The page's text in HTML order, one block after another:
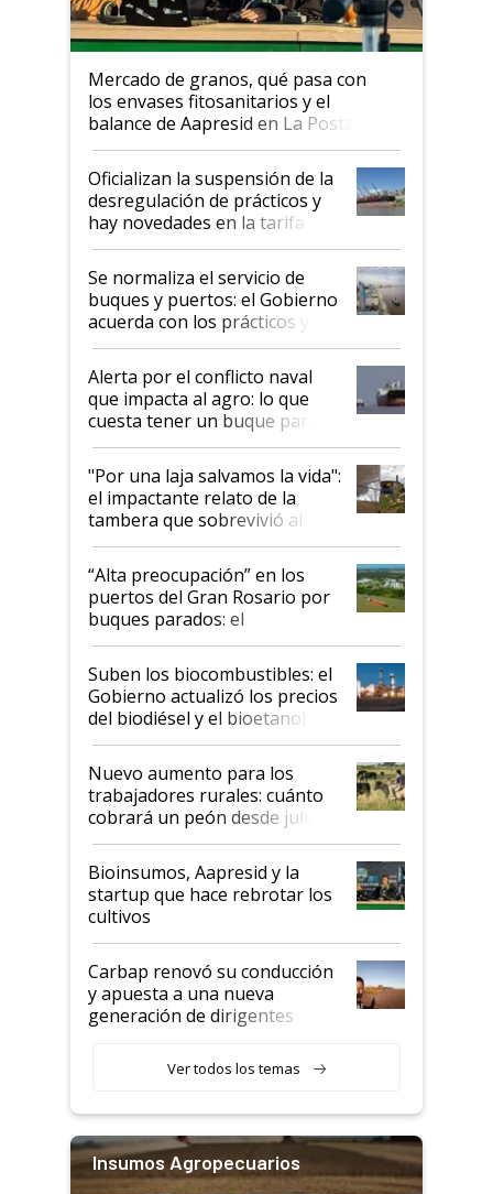
Mercado de granos, qué pasa con
los envases fitosanitarios y el
balance de Aapresid en La Posta
Oficializan la suspensión de la
desregulación de prácticos y
hay novedades en la tarifa de
la hidrovía
Se normaliza el servicio de
buques y puertos: el Gobierno
acuerda con los prácticos y
suspende el decreto de
desregulación
Alerta por el conflicto naval
que impacta al agro: lo que
cuesta tener un buque parado
y el peligro de que Argentina
pase a ser "país sucio"
"Por una laja salvamos la vida":
el impactante relato de la
tambera que sobrevivió al
tornado
“Alta preocupación” en los
puertos del Gran Rosario por
buques parados: el
funcionamiento de las
exportadoras en tensión tras
la medida de fuerza de los
prácticos
Suben los biocombustibles: el
Gobierno actualizó los precios
del biodiésel y el bioetanol
Nuevo aumento para los
trabajadores rurales: cuánto
cobrará un peón desde julio
Bioinsumos, Aapresid y la
startup que hace rebrotar los
cultivos
Carbap renovó su conducción
y apuesta a una nueva
generación de dirigentes
Ver todos los temas
Insumos Agropecuarios